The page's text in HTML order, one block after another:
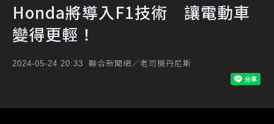
Honda將導入F1技術 讓電動車
變得更輕！
2024-05-24 20:33 聯合新聞網／老司機丹尼斯